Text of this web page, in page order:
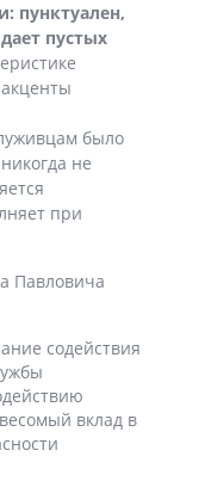
пунктуален,
пустых
было
не
при
Павловича
содействия
вклад в